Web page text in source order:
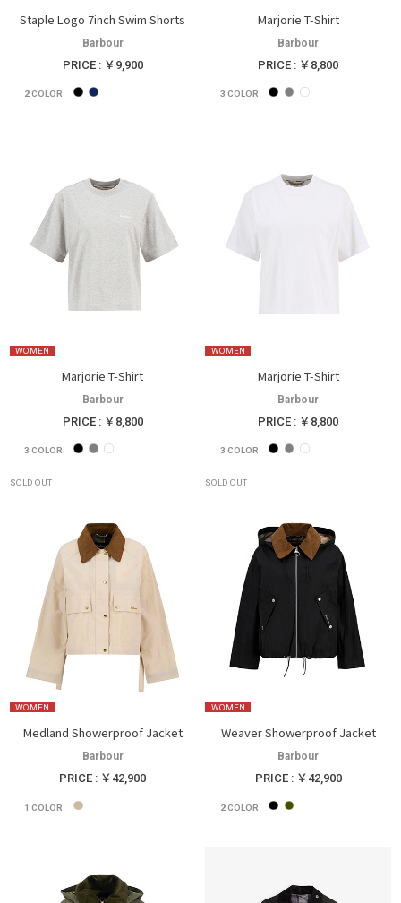
Staple Logo 7inch Swim Shorts
Barbour
PRICE : ￥9,900
2COLOR
Marjorie T-Shirt
Barbour
PRICE : ￥8,800
3 COLOR
WOMEN
Marjorie T-Shirt
Barbour
PRICE : ￥8,800
3 COLOR
WOMEN
Marjorie T-Shirt
Barbour
PRICE : ￥8,800
3 COLOR
SOLD OUT
WOMEN
Medland Showerproof Jacket
Barbour
PRICE : ￥42,900
1 COLOR
SOLD OUT
WOMEN
Weaver Showerproof Jacket
Barbour
PRICE : ￥42,900
2COLOR